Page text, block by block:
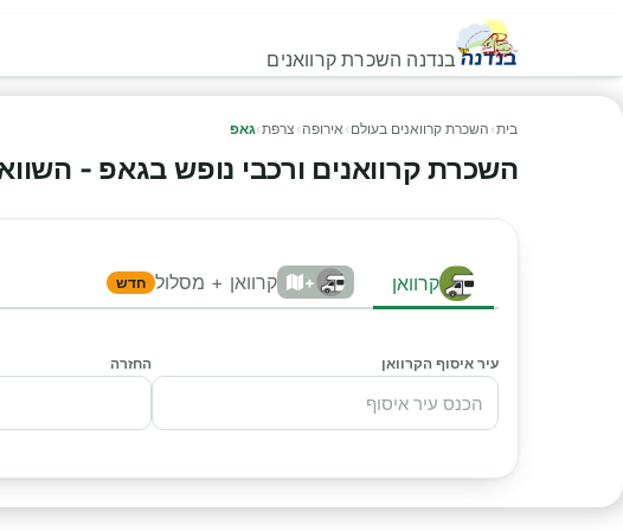
בנדנה השכרת קרוואנים
בית› השכרת קרוואנים בעולם › אירופה › צרפת›גאפ
השכרת קרוואנים ורכבי נופש בגאפ - השוואת
קרוואן + קרוואן + מסלול חדש
עיר איסוף הקרוואן החזרה